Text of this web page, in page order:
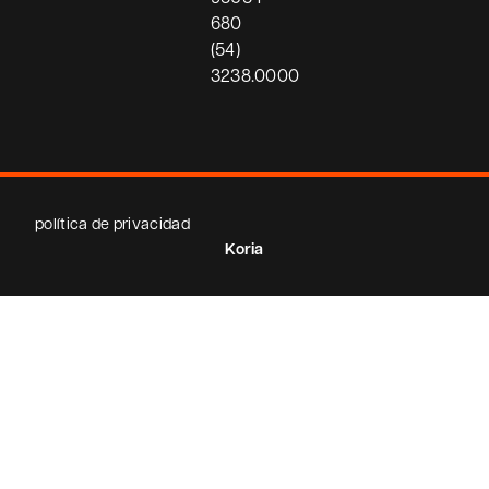
680
(54)
3238.0000
política de privacidad
Koria